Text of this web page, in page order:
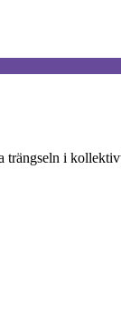
trängseln i